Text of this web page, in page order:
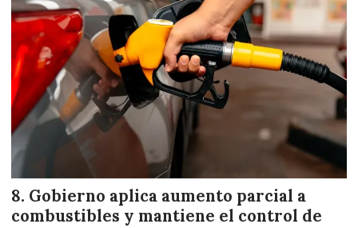
Gobierno aplica aumento parcial a
combustibles y mantiene el control de